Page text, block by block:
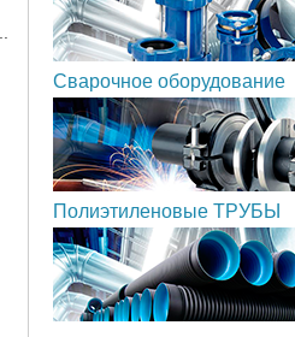
Сварочное оборудование
Полиэтиленовые ТРУБЫ